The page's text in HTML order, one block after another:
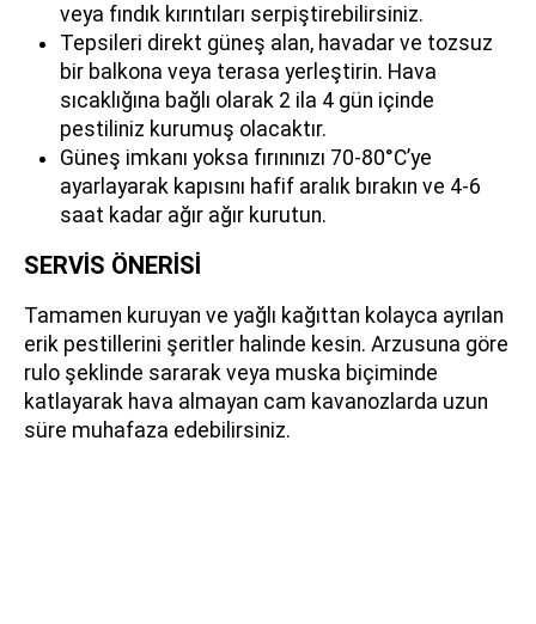
veya fındık kırıntıları serpiştirebilirsiniz.
Tepsileri direkt güneş alan, havadar ve tozsuz
bir balkona veya terasa yerleştirin. Hava
sıcaklığına bağlı olarak 2 ila 4 gün içinde
pestiliniz kurumuş olacaktır.
Güneş imkanı yoksa fırınınızı 70-80°C’ye
ayarlayarak kapısını hafif aralık bırakın ve 4-6
saat kadar ağır ağır kurutun.
SERVİS ÖNERİSİ
Tamamen kuruyan ve yağlı kağıttan kolayca ayrılan
erik pestillerini şeritler halinde kesin. Arzusuna göre
rulo şeklinde sararak veya muska biçiminde
katlayarak hava almayan cam kavanozlarda uzun
süre muhafaza edebilirsiniz.